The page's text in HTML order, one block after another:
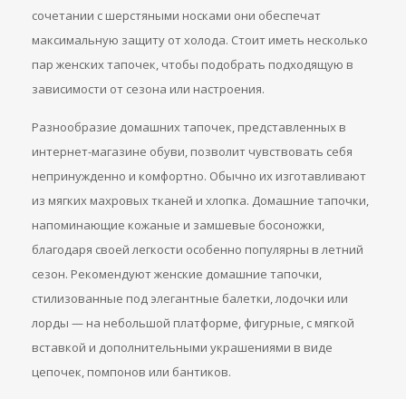
сочетании с шерстяными носками они обеспечат
максимальную защиту от холода. Стоит иметь несколько
пар женских тапочек, чтобы подобрать подходящую в
зависимости от сезона или настроения.
Разнообразие домашних тапочек, представленных в
интернет-магазине обуви, позволит чувствовать себя
непринужденно и комфортно. Обычно их изготавливают
из мягких махровых тканей и хлопка. Домашние тапочки,
напоминающие кожаные и замшевые босоножки,
благодаря своей легкости особенно популярны в летний
сезон. Рекомендуют женские домашние тапочки,
стилизованные под элегантные балетки, лодочки или
лорды — на небольшой платформе, фигурные, с мягкой
вставкой и дополнительными украшениями в виде
цепочек, помпонов или бантиков.